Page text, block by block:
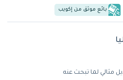
بائع موثق من إكويب
مثالي لما تبحث عنه